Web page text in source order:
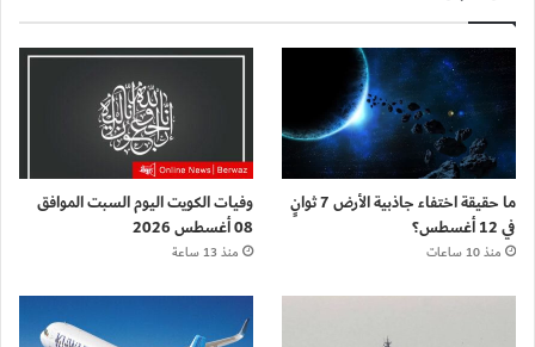
ما حقيقة اختفاء جاذبية الأرض 7 ثوانٍ
في 12 أغسطس؟
منذ 10 ساعات
وفيات الكويت اليوم السبت الموافق
08 أغسطس 2026
منذ 13 ساعة